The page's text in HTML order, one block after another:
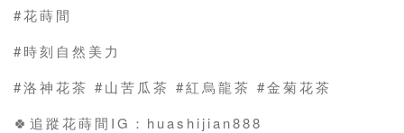
#花蒔間
#時刻自然美力
#洛神花茶 #山苦瓜茶 #紅烏龍茶 #金菊花茶
🍀追蹤花蒔間IG：huashijian888